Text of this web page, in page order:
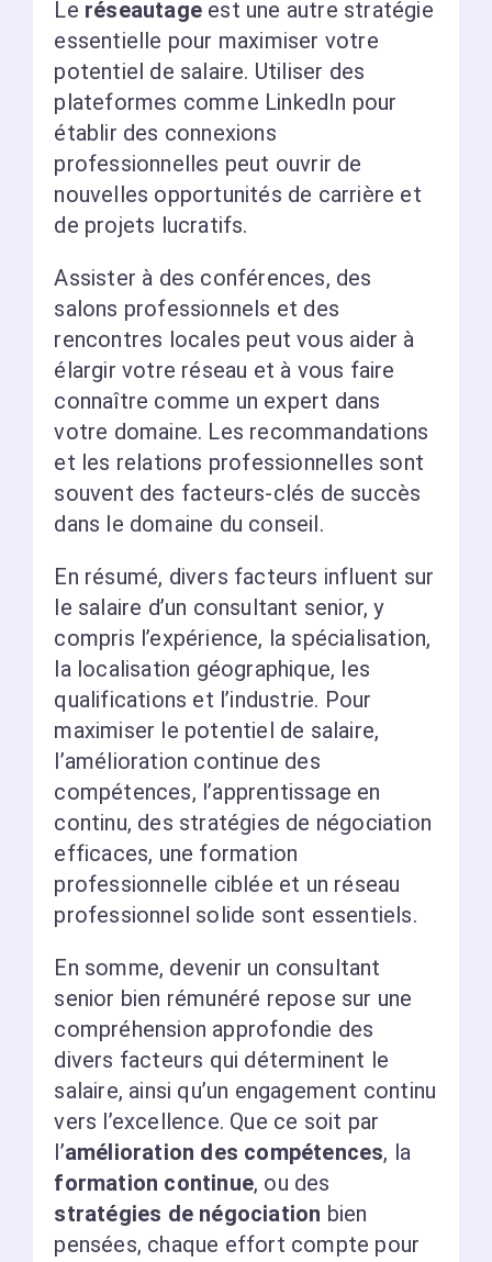
Le réseautage est une autre stratégie
essentielle pour maximiser votre
potentiel de salaire. Utiliser des
plateformes comme LinkedIn pour
établir des connexions
professionnelles peut ouvrir de
nouvelles opportunités de carrière et
de projets lucratifs.
Assister à des conférences, des
salons professionnels et des
rencontres locales peut vous aider à
élargir votre réseau et à vous faire
connaître comme un expert dans
votre domaine. Les recommandations
et les relations professionnelles sont
souvent des facteurs-clés de succès
dans le domaine du conseil.
En résumé, divers facteurs influent sur
le salaire d’un consultant senior, y
compris l’expérience, la spécialisation,
la localisation géographique, les
qualifications et l’industrie. Pour
maximiser le potentiel de salaire,
l’amélioration continue des
compétences, l’apprentissage en
continu, des stratégies de négociation
efficaces, une formation
professionnelle ciblée et un réseau
professionnel solide sont essentiels.
En somme, devenir un consultant
senior bien rémunéré repose sur une
compréhension approfondie des
divers facteurs qui déterminent le
salaire, ainsi qu’un engagement continu
vers l’excellence. Que ce soit par
l’amélioration des compétences, la
formation continue, ou des
stratégies de négociation bien
pensées, chaque effort compte pour